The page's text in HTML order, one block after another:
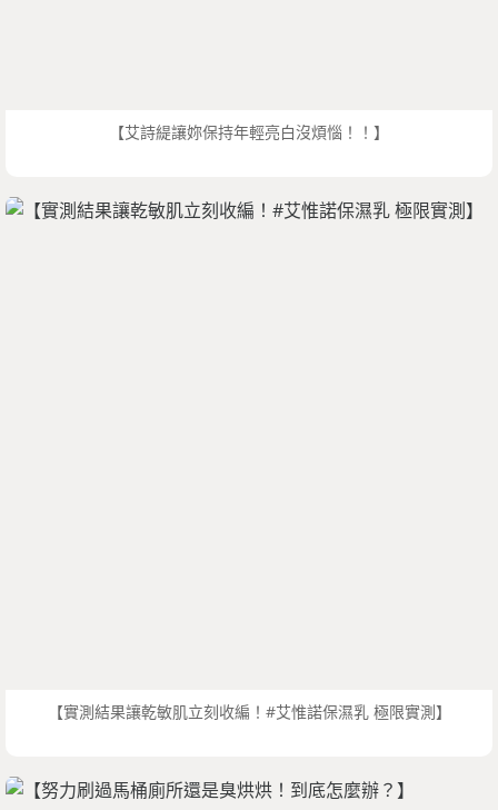
【艾詩緹讓妳保持年輕亮白沒煩惱！！】
【實測結果讓乾敏肌立刻收編！#艾惟諾保濕乳 極限實測】